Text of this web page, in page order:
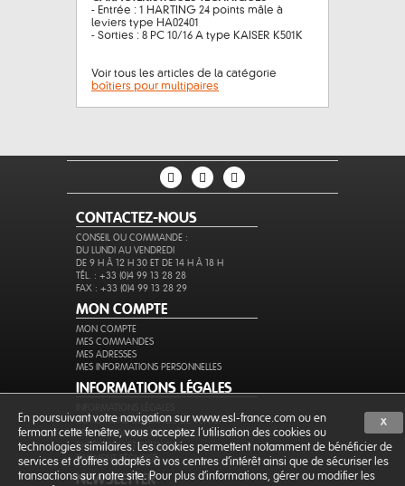
- Entrée : 1 HARTING 24 points mâle à
leviers type HA02401
- Sorties : 8 PC 10/16 A type KAISER K501K
Voir tous les articles de la catégorie
boîtiers pour multipaires
CONTACTEZ-NOUS
CONSEIL OU COMMANDE :
DU LUNDI AU VENDREDI
DE 9 H À 12 H 30 ET DE 14 H À 18 H
TÉL. : +33 (0)4 99 13 28 28
FAX : +33 (0)4 99 13 28 29
MON COMPTE
MON COMPTE
MES COMMANDES
MES ADRESSES
MES INFORMATIONS PERSONNELLES
INFORMATIONS LÉGALES
CONDITIONS GÉNÉRALES DE VENTE
PROTECTION DES DONNÉES
EXPÉDITION ET RETOURS
PAIEMENT SÉCURISÉ
NEWSLETTER
X
En poursuivant votre navigation sur www.esl-france.com ou en
fermant cette fenêtre, vous acceptez l’utilisation des cookies ou
technologies similaires. Les cookies permettent notamment de bénéficier de
services et d'offres adaptés à vos centres d'intérêt ainsi que de sécuriser les
transactions sur notre site. Pour plus d'informations, gérer ou modifier les